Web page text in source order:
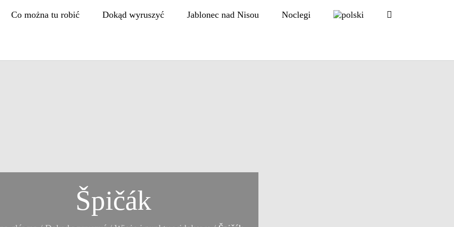
Co można tu robić Dokąd wyruszyć Jablonec nad Nisou Noclegi
Špičák